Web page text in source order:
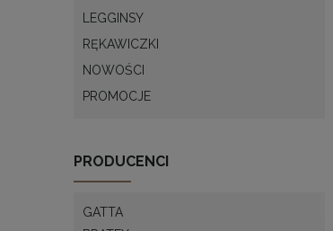
LEGGINSY
RĘKAWICZKI
NOWOŚCI
PROMOCJE
PRODUCENCI
GATTA